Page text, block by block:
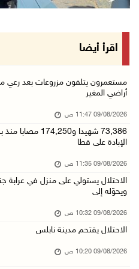
الرئيس ينعى سفير فلسطين لدى
وفاة سفير فلسطين لدى مصر
الاحتلال يستولي على منزل في
الاحتلال يقتحم مدينة نابلس
وفاة شابة متأثرة بإصابتها جراء
09/آب/2026 10:02 ص
اعتقال مواطنين من بلدة سنجل
09/آب/2026 09:48 ص
اقرأ أيضا
مستعمرون يتلفون مزروعات بعد رعي
أراضي المغير
09/08/2026 11:47 ص
73,386 شهيدا و174,250
الإبادة على قطا
09/08/2026 11:35 ص
الاحتلال يستولي على منزل في عرابة
ويحوّله إلى
09/08/2026 10:32 ص
الاحتلال يقتحم مدينة نابلس
09/08/2026 10:20 ص